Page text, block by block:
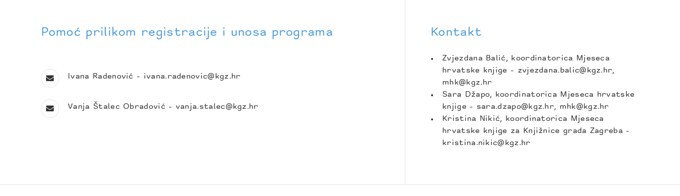
Pomoć prilikom registracije i unosa programa
Ivana Radenović - ivana.radenovic@kgz.hr
Vanja Štalec Obradović - vanja.stalec@kgz.hr
Kontakt
Zvjezdana Balić, koordinatorica Mjeseca
hrvatske knjige - zvjezdana.balic@kgz.hr,
mhk@kgz.hr
Sara Džapo, koordinatorica Mjeseca hrvatske
knjige - sara.dzapo@kgz.hr, mhk@kgz.hr
Kristina Nikić, koordinatorica Mjeseca
hrvatske knjige za Knjižnice grada Zagreba -
kristina.nikic@kgz.hr